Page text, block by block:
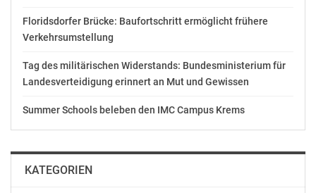
Caritas St. Pölten:
zu Hause“
Caritas engagiert sich
Floridsdorfer Brücke: Baufortschritt ermöglicht frühere
Verkehrsumstellung
Tag des militärischen Widerstands: Bundesministerium für
Landesverteidigung erinnert an Mut und Gewissen
Summer Schools beleben den IMC Campus Krems
KATEGORIEN